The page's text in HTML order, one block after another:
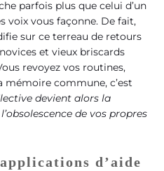
parfois plus que celui d’un
voix vous façonne. De fait,
sur ce terreau de retours
et vieux briscards
revoyez vos routines,
mémoire commune, c’est
devient alors la
de vos propres
d’aide